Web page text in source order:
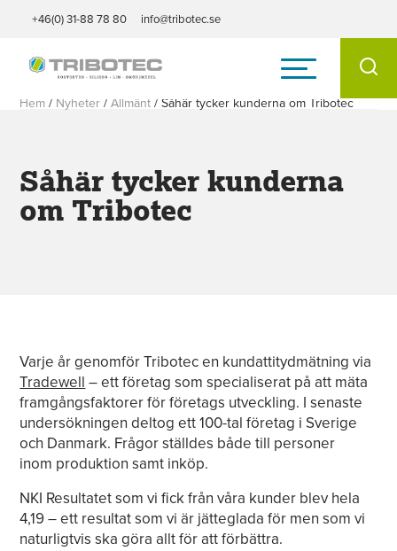
+46(0) 31-88 78 80 info@tribotec.se
Hem / Nyheter /Allmänt /Såhär tycker kunderna om Tribotec
Såhär tycker kunderna
om Tribotec
Varje år genomför Tribotec en kundattitydmätning via
Tradewell – ett företag som specialiserat på att mäta
framgångsfaktorer för företags utveckling. I senaste
undersökningen deltog ett 100-tal företag i Sverige
och Danmark. Frågor ställdes både till personer
inom produktion samt inköp.
NKI Resultatet som vi fick från våra kunder blev hela
4,19 – ett resultat som vi är jätteglada för men som vi
naturligtvis ska göra allt för att förbättra.